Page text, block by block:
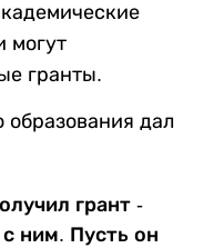
могут
гранты.
дал
грант -
ним. Пусть он